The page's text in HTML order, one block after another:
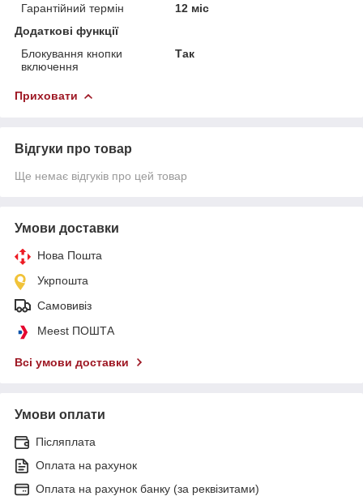
Гарантійний термін
12 міс
Додаткові функції
Блокування кнопки
включення
Так
Приховати
Відгуки про товар
Ще немає відгуків про цей товар
Умови доставки
Нова Пошта
Укрпошта
Самовивіз
Meest ПОШТА
Всі умови доставки
Умови оплати
Післяплата
Оплата на рахунок
Оплата на рахунок банку (за реквізитами)